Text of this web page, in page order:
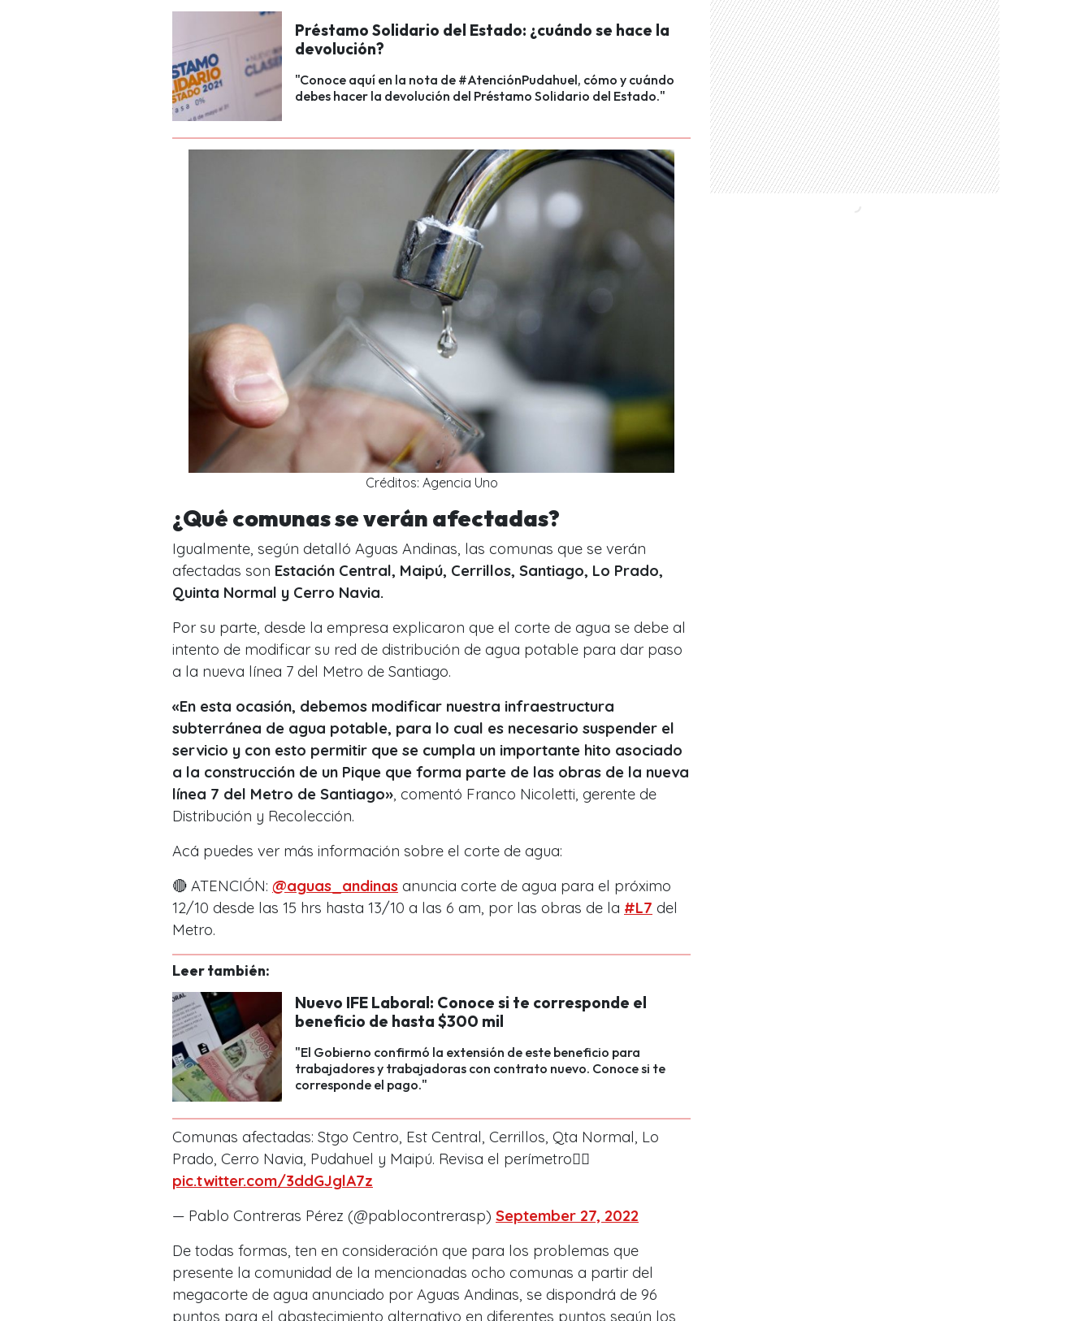
Préstamo Solidario del Estado: ¿cuándo se hace la
devolución?
"Conoce aquí en la nota de #AtenciónPudahuel, cómo y cuándo
debes hacer la devolución del Préstamo Solidario del Estado."
Créditos: Agencia Uno
¿Qué comunas se verán afectadas?
Igualmente, según detalló Aguas Andinas, las comunas que se verán
afectadas son Estación Central, Maipú, Cerrillos, Santiago, Lo Prado,
Quinta Normal y Cerro Navia.
Por su parte, desde la empresa explicaron que el corte de agua se debe al
intento de modificar su red de distribución de agua potable para dar paso
a la nueva línea 7 del Metro de Santiago.
«En esta ocasión, debemos modificar nuestra infraestructura
subterránea de agua potable, para lo cual es necesario suspender el
servicio y con esto permitir que se cumpla un importante hito asociado
a la construcción de un Pique que forma parte de las obras de la nueva
línea 7 del Metro de Santiago», comentó Franco Nicoletti, gerente de
Distribución y Recolección.
Acá puedes ver más información sobre el corte de agua:
🔴 ATENCIÓN: @aguas_andinas anuncia corte de agua para el próximo
12/10 desde las 15 hrs hasta 13/10 a las 6 am, por las obras de la #L7 del
Metro.
Leer también:
Nuevo IFE Laboral: Conoce si te corresponde el
beneficio de hasta $300 mil
"El Gobierno confirmó la extensión de este beneficio para
trabajadores y trabajadoras con contrato nuevo. Conoce si te
corresponde el pago."
Comunas afectadas: Stgo Centro, Est Central, Cerrillos, Qta Normal, Lo
Prado, Cerro Navia, Pudahuel y Maipú. Revisa el perímetro👇🏾
pic.twitter.com/3ddGJglA7z
— Pablo Contreras Pérez (@pablocontrerasp) September 27, 2022
De todas formas, ten en consideración que para los problemas que
presente la comunidad de la mencionadas ocho comunas a partir del
megacorte de agua anunciado por Aguas Andinas, se dispondrá de 96
puntos para el abastecimiento alternativo en diferentes puntos según los